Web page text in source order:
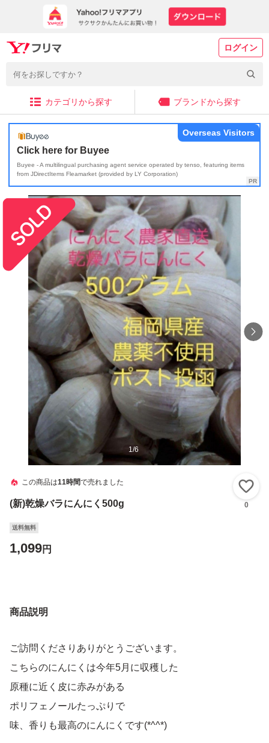
ログイン
カテゴリから探す ブランドから探す
Click here for Buyee
Buyee - A multilingual purchasing agent service operated by tenso, featuring items
from JDirectItems Fleamarket (provided by LY Corporation)
Overseas Visitors
1/6
この商品は11時間で売れました
(新)乾燥バラにんにく500g 0
送料無料
1,099円
商品説明
ご訪問くださりありがとうございます。
こちらのにんにくは今年5月に収穫した
原種に近く皮に赤みがある
ポリフェノールたっぷりで
味、香りも最高のにんにくです(*^^*)